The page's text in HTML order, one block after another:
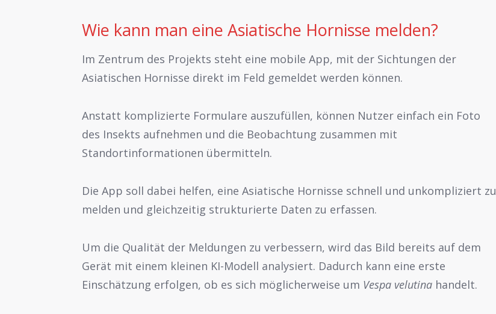
Wie kann man eine Asiatische Hornisse melden?
Im Zentrum des Projekts steht eine mobile App, mit der Sichtungen der
Asiatischen Hornisse direkt im Feld gemeldet werden können.
Anstatt komplizierte Formulare auszufüllen, können Nutzer einfach ein Foto
des Insekts aufnehmen und die Beobachtung zusammen mit
Standortinformationen übermitteln.
Die App soll dabei helfen, eine Asiatische Hornisse schnell und unkompliziert zu
melden und gleichzeitig strukturierte Daten zu erfassen.
Um die Qualität der Meldungen zu verbessern, wird das Bild bereits auf dem
Gerät mit einem kleinen KI-Modell analysiert. Dadurch kann eine erste
Einschätzung erfolgen, ob es sich möglicherweise um Vespa velutina handelt.